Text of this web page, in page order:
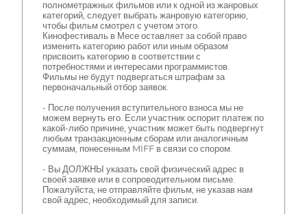
полнометражных фильмов или к одной из жанровых
категорий, следует выбрать жанровую категорию,
чтобы фильм смотрел с учетом этого.
Кинофестиваль в Месе оставляет за собой право
изменить категорию работ или иным образом
присвоить категорию в соответствии с
потребностями и интересами программистов.
Фильмы не будут подвергаться штрафам за
первоначальный отбор заявок.
- После получения вступительного взноса мы не
можем вернуть его. Если участник оспорит платеж по
какой-либо причине, участник может быть подвергнут
любым транзакционным сборам или аналогичным
суммам, понесенным MIFF в связи со спором.
- Вы ДОЛЖНЫ указать свой физический адрес в
своей заявке или в сопроводительном письме.
Пожалуйста, не отправляйте фильм, не указав нам
свой адрес, необходимый для записи.